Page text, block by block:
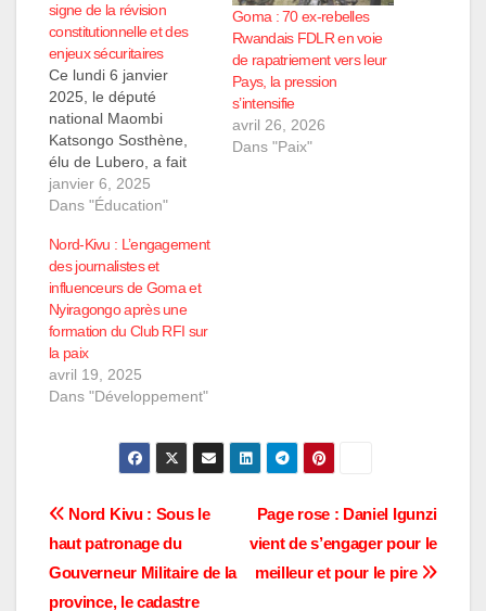
signe de la révision
constitutionnelle et des
enjeux sécuritaires
Ce lundi 6 janvier
2025, le député
national Maombi
Katsongo Sosthène,
élu de Lubero, a fait
une arrivée remarquée
à Goma via le port, en
Bukavu. Accueilli par
une poignée de
militants de son parti
politique, l'Alliance des
Nationalistes pour un
Congo Émergent
(ANCE), il a
rapidement donné…
janvier 6, 2025
Dans "Éducation"
Goma : 70 ex-rebelles
Rwandais FDLR en voie
de rapatriement vers leur
Pays, la pression
s’intensifie
avril 26, 2026
Dans "Paix"
Nord-Kivu : L’engagement
des journalistes et
influenceurs de Goma et
Nyiragongo après une
formation du Club RFI sur
la paix
avril 19, 2025
Dans "Développement"
Navigation
de
Page rose : Daniel Igunzi
vient de s’engager pour le
meilleur et pour le pire
Nord Kivu : Sous le
haut patronage du
Gouverneur Militaire de la
province, le cadastre